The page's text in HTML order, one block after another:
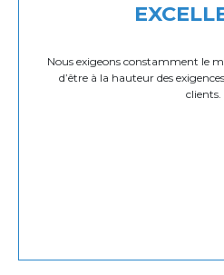
Nous exigeons constamment le
d’être à la hauteur des
clients.